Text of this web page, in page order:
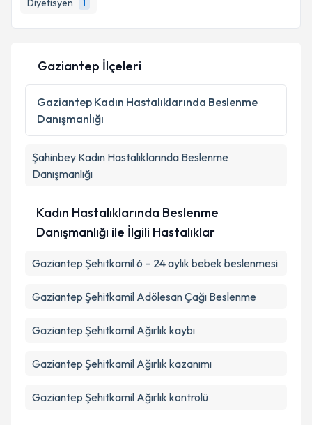
Diyetisyen
1
E-posta Adresiniz
Kişisel verilerimin işlenmesine ilişkinAydınlatma
Metni
'ni okudum ve kişisel verilerimin belirtilen
kapsamda işlenmesini kabul ediyorum.
Takvim Talebini Gönder
Gaziantep İlçeleri
Gaziantep Kadın Hastalıklarında Beslenme
Danışmanlığı
Şahinbey Kadın Hastalıklarında Beslenme
Danışmanlığı
Kadın Hastalıklarında Beslenme
Danışmanlığı ile İlgili Hastalıklar
Gaziantep Şehitkamil 6 – 24 aylık bebek beslenmesi
Gaziantep Şehitkamil Adölesan Çağı Beslenme
Gaziantep Şehitkamil Ağırlık kaybı
Gaziantep Şehitkamil Ağırlık kazanımı
Gaziantep Şehitkamil Ağırlık kontrolü